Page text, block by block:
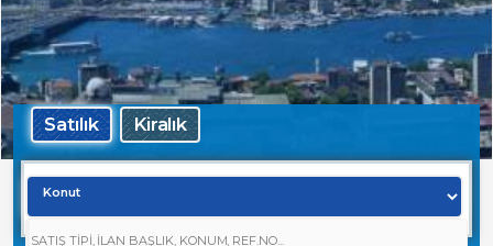
Satılık Kiralık